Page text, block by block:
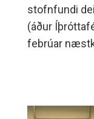
stofnfundi
(áður
febrúar